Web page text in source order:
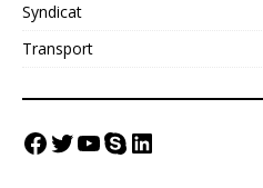
Syndicat
Transport